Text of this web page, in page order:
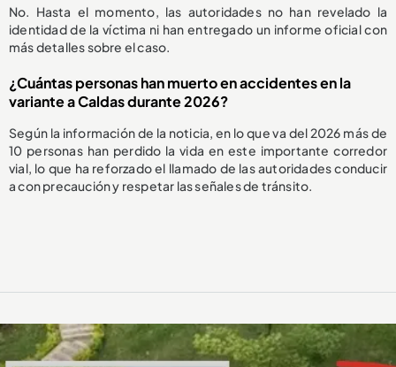
No. Hasta el momento, las autoridades no han revelado la
identidad de la víctima ni han entregado un informe oficial con
más detalles sobre el caso.
¿Cuántas personas han muerto en accidentes en la
variante a Caldas durante 2026?
Según la información de la noticia, en lo que va del 2026 más de
10 personas han perdido la vida en este importante corredor
vial, lo que ha reforzado el llamado de las autoridades conducir
a con precaución y respetar las señales de tránsito.